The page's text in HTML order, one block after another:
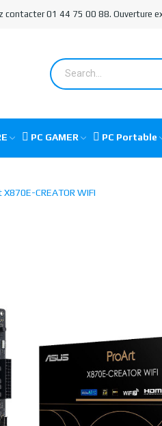
contacter 01 44 75 00 88. Ouverture
PC GAMER PC Portable
CREATOR WIFI